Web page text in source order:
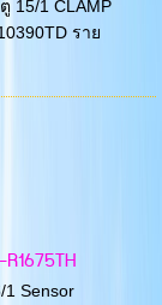
15/1 CLAMP
ราย
Sensor